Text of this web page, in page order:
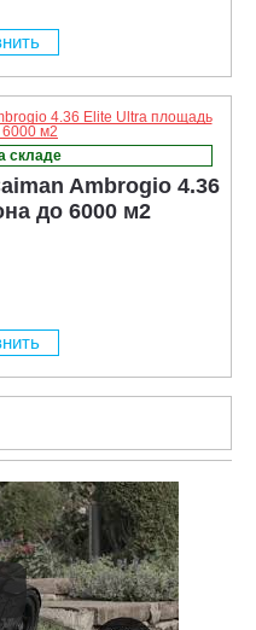
складе
Ambrogio 4.36
до 6000 м2